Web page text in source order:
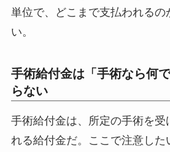
単位で、どこまで支払われるの
い。
手術給付金は「手術なら何
らない
手術給付金は、所定の手術を受
れる給付金だ。ここで注意した